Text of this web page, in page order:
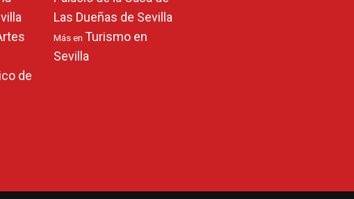
de
Las Dueñas de Sevilla
Más en Turismo en
Sevilla